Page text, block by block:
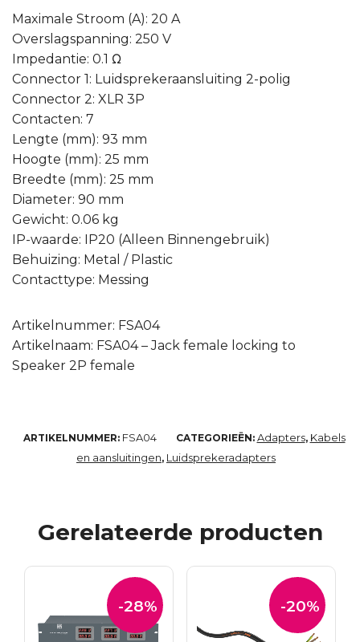
Maximale Stroom (A): 20 A
Overslagspanning: 250 V
Impedantie: 0.1 Ω
Connector 1: Luidsprekeraansluiting 2-polig
Connector 2: XLR 3P
Contacten: 7
Lengte (mm): 93 mm
Hoogte (mm): 25 mm
Breedte (mm): 25 mm
Diameter: 90 mm
Gewicht: 0.06 kg
IP-waarde: IP20 (Alleen Binnengebruik)
Behuizing: Metal / Plastic
Contacttype: Messing
Artikelnummer: FSA04
Artikelnaam: FSA04 – Jack female locking to
Speaker 2P female
ARTIKELNUMMER: FSA04 CATEGORIEËN: Adapters, Kabels
en aansluitingen, Luidsprekeradapters
Gerelateerde producten
-28% -20%